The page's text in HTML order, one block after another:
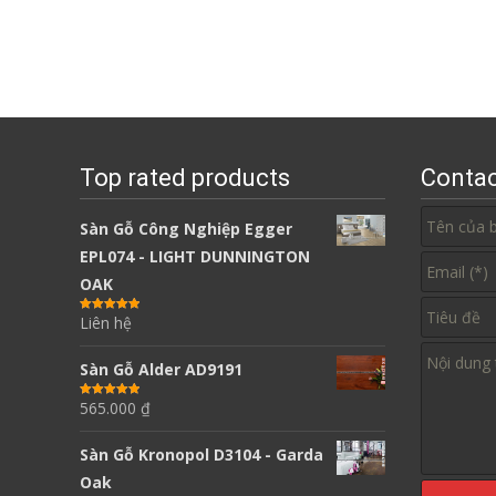
Top rated products
Sàn Gỗ Công Nghiệp Egger
EPL074 - LIGHT DUNNINGTON
OAK
Được xếp
hạng 5.00 5
Liên hệ
Sàn Gỗ Alder AD9191
Được xếp
hạng5.005
565.000 ₫
Sàn Gỗ Kronopol D3104 - Garda
Oak